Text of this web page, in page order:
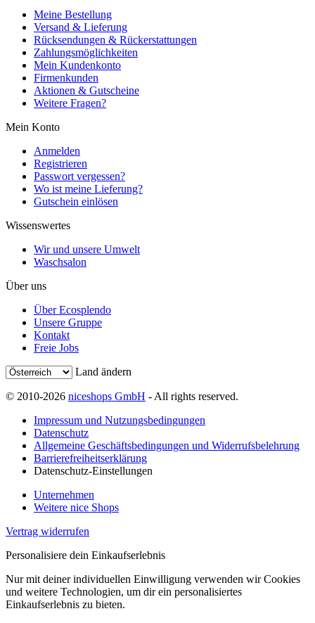
Meine Bestellung
Versand & Lieferung
Rücksendungen & Rückerstattungen
Zahlungsmöglichkeiten
Mein Kundenkonto
Firmenkunden
Aktionen & Gutscheine
Weitere Fragen?
Mein Konto
Anmelden
Registrieren
Passwort vergessen?
Wo ist meine Lieferung?
Gutschein einlösen
Wissenswertes
Wir und unsere Umwelt
Waschsalon
Über uns
Über Ecosplendo
Unsere Gruppe
Kontakt
Freie Jobs
Land ändern
© 2010-2026 niceshops GmbH - All rights reserved.
Impressum und Nutzungsbedingungen
Datenschutz
Allgemeine Geschäftsbedingungen und Widerrufsbelehrung
Barrierefreiheitserklärung
Datenschutz-Einstellungen
Unternehmen
Weitere nice Shops
Vertrag widerrufen
Personalisiere dein Einkaufserlebnis
Nur mit deiner individuellen Einwilligung verwenden wir Cookies
und weitere Technologien, um dir ein personalisiertes
Einkaufserlebnis zu bieten.